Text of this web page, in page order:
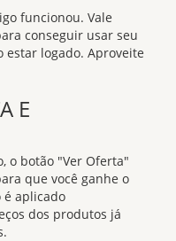
funcionou. Vale
conseguir usar seu
estar logado. Aproveite
E
o botão "Ver Oferta"
que você ganhe o
é aplicado
dos produtos já